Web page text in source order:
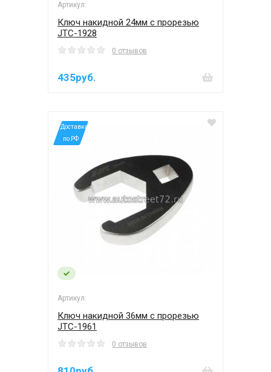
Артикул:
Ключ накидной 24мм с прорезью
JTC-1928
0 отзывов
435руб.
*Доставка
по РФ
Артикул:
Ключ накидной 36мм с прорезью
JTC-1961
0 отзывов